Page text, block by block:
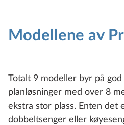
Modellene av
Totalt 9 modeller byr på
planløsninger med over 8
ekstra stor plass. Enten det
dobbeltsenger eller